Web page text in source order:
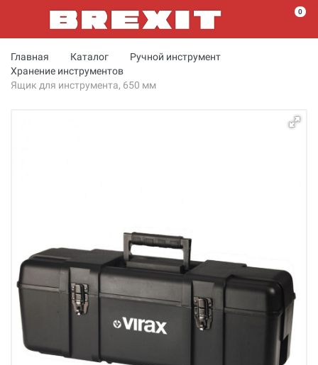
0
Главная Каталог
Ручной инструмент
Хранение инструментов
Ящик для инструмента, 650 мм